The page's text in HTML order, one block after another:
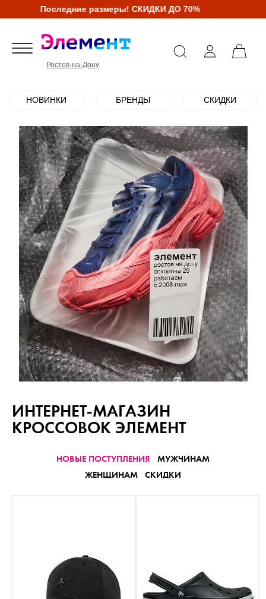
Последние размеры! СКИДКИ ДО 70%
Ростов-на-Дону
НОВИНКИ БРЕНДЫ СКИДКИ
ИНТЕРНЕТ-МАГАЗИН
КРОССОВОК ЭЛЕМЕНТ
НОВЫЕ ПОСТУПЛЕНИЯ
МУЖЧИНАМ
ЖЕНЩИНАМ
СКИДКИ